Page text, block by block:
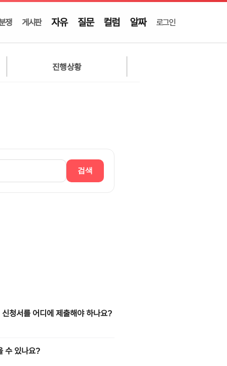
쟁 게시판 자유 질문 컬럼 알짜 로그인
진행상황
검색
청서를 어디에 제출해야 하나요?
수 있나요?